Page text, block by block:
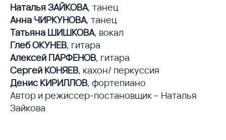
Наталья ЗАЙКОВА, танец
Анна ЧИРКУНОВА, танец
Татьяна ШИШКОВА, вокал
Глеб ОКУНЕВ, гитара
Алексей ПАРФЕНОВ, гитара
Сергей КОНЯЕВ, кахон/ перкуссия
Денис КИРИЛЛОВ, фортепиано
Автор и режиссер-постановщик – Наталья
Зайкова